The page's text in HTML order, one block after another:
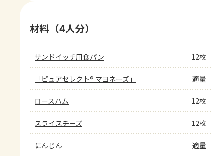
材料（4人分）
サンドイッチ用食パン 12枚
「ピュアセレクト® マヨネーズ」 適量
ロースハム 12枚
スライスチーズ 12枚
にんじん 適量